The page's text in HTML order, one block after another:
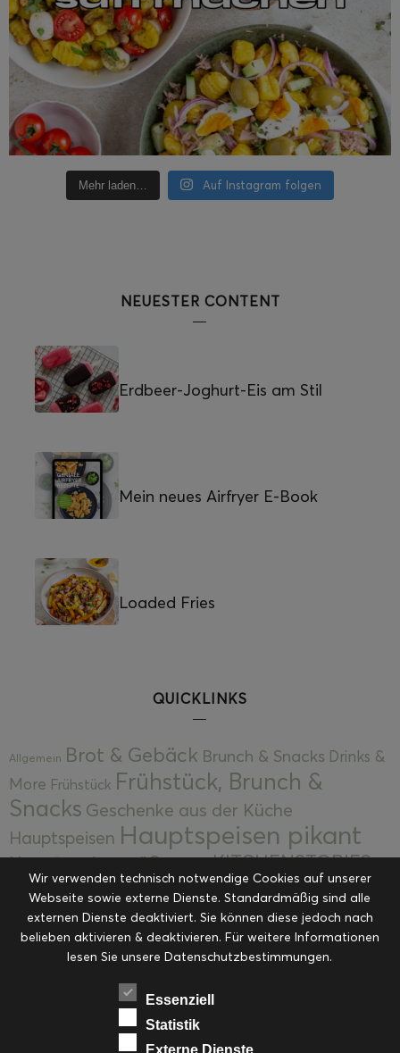
Mehr laden… Auf Instagram folgen
NEUESTER CONTENT
Erdbeer-Joghurt-Eis am Stil
Mein neues Airfryer E-Book
Loaded Fries
QUICKLINKS
Allgemein Brot & Gebäck Brunch & Snacks Drinks &
More Frühstück Frühstück, Brunch &
Snacks Geschenke aus der Küche
Hauptspeisen Hauptspeisen pikant
Hauptspeisen süßKekseKITCHENSTORIES
Kuchen, Torten & Desserts Kuchen und
Desserts Kulinarik Kulinarische Mitbringsel &
Eingemachtes Ohne Kategorie Ostern Resteküche
RezepteSaisonalSliderStartseite
Suppen, Salate & Vorspeisen
Vorspeisen, Salate & Suppen
Weihnachten Workshops & Events
Wir verwenden technisch notwendige Cookies auf unserer
Webseite sowie externe Dienste. Standardmäßig sind alle
externen Dienste deaktiviert. Sie können diese jedoch nach
belieben aktivieren & deaktivieren. Für weitere Informationen
lesen Sie unsere Datenschutzbestimmungen.
Essenziell
Statistik
Externe Dienste